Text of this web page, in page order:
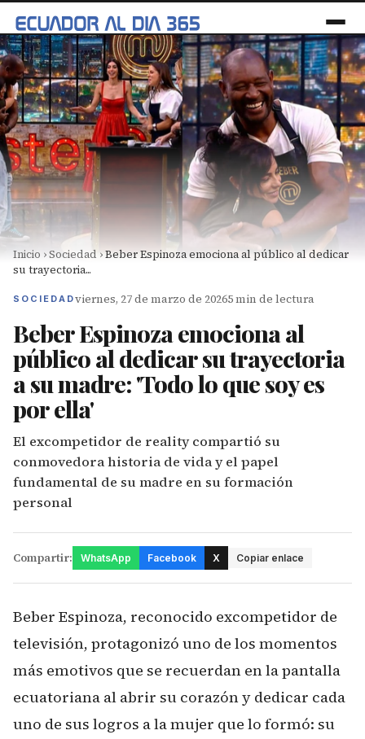
Inicio ›Sociedad ›Beber Espinoza emociona al público al dedicar
su trayectoria...
SOCIEDADviernes, 27 de marzo de 20265 min de lectura
Beber Espinoza emociona al
público al dedicar su trayectoria
a su madre: 'Todo lo que soy es
por ella'
El excompetidor de reality compartió su
conmovedora historia de vida y el papel
fundamental de su madre en su formación
personal
Compartir: WhatsApp Facebook X Copiar enlace
Beber Espinoza, reconocido excompetidor de
televisión, protagonizó uno de los momentos
más emotivos que se recuerdan en la pantalla
ecuatoriana al abrir su corazón y dedicar cada
uno de sus logros a la mujer que lo formó: su